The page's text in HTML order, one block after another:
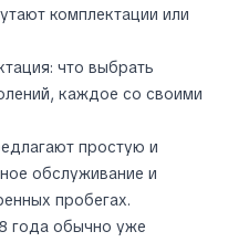
комплектации или
что выбрать
каждое со своими
простую и
обслуживание и
пробегах.
года обычно уже